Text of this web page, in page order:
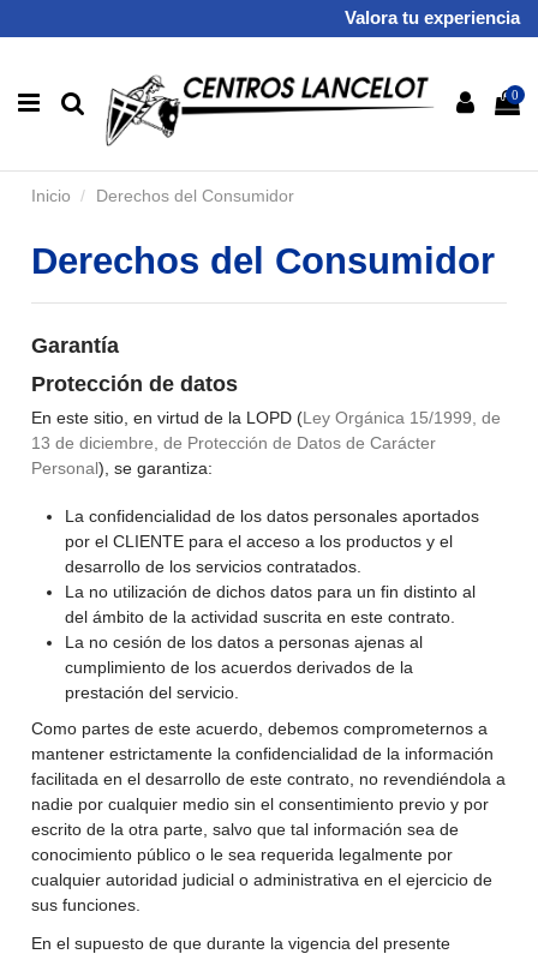
Valora tu experiencia
0
Inicio Derechos del Consumidor
Derechos del Consumidor
Garantía
Protección de datos
En este sitio, en virtud de la LOPD (Ley Orgánica 15/1999, de
13 de diciembre, de Protección de Datos de Carácter
Personal), se garantiza:
La confidencialidad de los datos personales aportados
por el CLIENTE para el acceso a los productos y el
desarrollo de los servicios contratados.
La no utilización de dichos datos para un fin distinto al
del ámbito de la actividad suscrita en este contrato.
La no cesión de los datos a personas ajenas al
cumplimiento de los acuerdos derivados de la
prestación del servicio.
Como partes de este acuerdo, debemos comprometernos a
mantener estrictamente la confidencialidad de la información
facilitada en el desarrollo de este contrato, no revendiéndola a
nadie por cualquier medio sin el consentimiento previo y por
escrito de la otra parte, salvo que tal información sea de
conocimiento público o le sea requerida legalmente por
cualquier autoridad judicial o administrativa en el ejercicio de
sus funciones.
En el supuesto de que durante la vigencia del presente